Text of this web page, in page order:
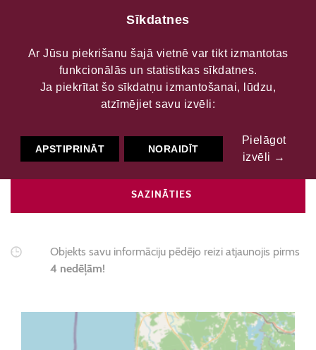
Alsungas keramika
Mākslinieciskie kolektīvi Lietišķās mākslas studija keramika
SAZINĀTIES
Objekts savu informāciju pēdējo reizi atjaunojis pirms
4 nedēļām!
Sīkdatnes
Ar Jūsu piekrišanu šajā vietnē var tikt izmantotas
funkcionālās un statistikas sīkdatnes.
Ja piekrītat šo sīkdatņu izmantošanai, lūdzu,
atzīmējiet savu izvēli:
APSTIPRINĀT NORAIDĪT
Pielāgot
izvēli →